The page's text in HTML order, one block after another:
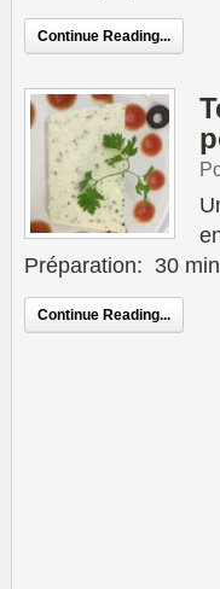
Continue Reading...
Préparation: 30
Continue Reading...